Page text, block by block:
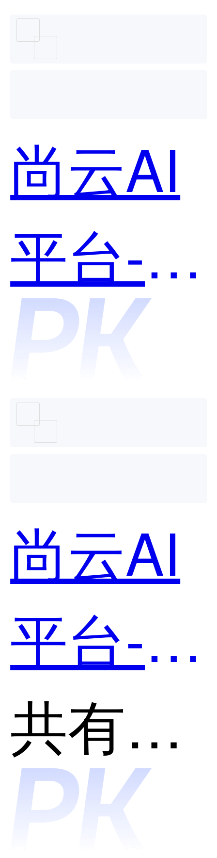
识别哪
个好
用？
尚云AI
平台-人
脸识别
和百度
智能云-
对象存
储BOS
哪个好
尚云AI
平台-人
脸识别
和浪腾-
共有分类：人脸识别